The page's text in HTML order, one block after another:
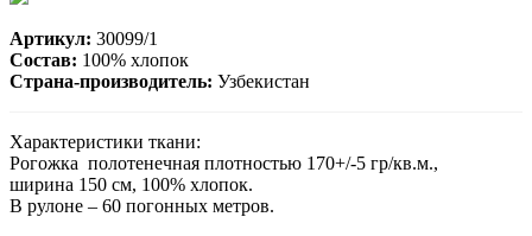
Артикул: 30099/1
Состав: 100% хлопок
Страна-производитель: Узбекистан
Характеристики ткани:
Рогожка полотенечная плотностью 170+/-5 гр/кв.м.,
ширина 150 см, 100% хлопок.
В рулоне – 60 погонных метров.